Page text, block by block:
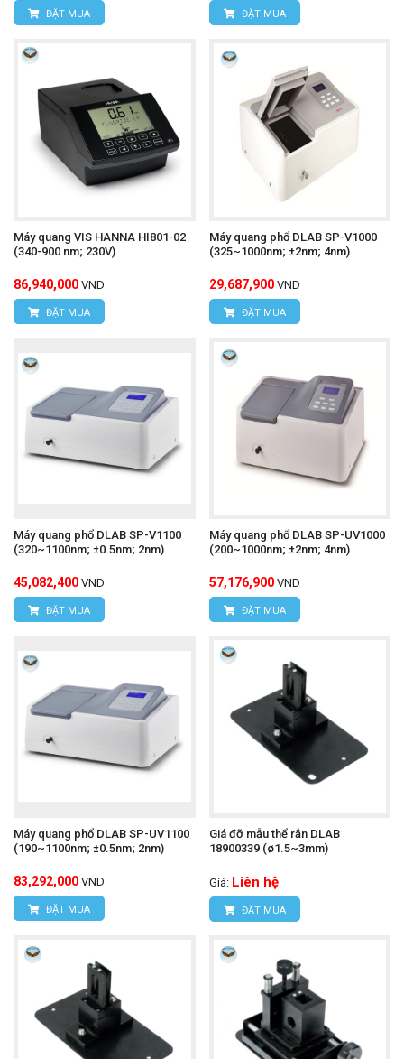
ĐẶT MUA ĐẶT MUA
Máy quang VIS HANNA HI801-02
(340-900 nm; 230V)
86,940,000 VND
ĐẶT MUA
Máy quang phổ DLAB SP-V1000
(325~1000nm; ±2nm; 4nm)
29,687,900 VND
ĐẶT MUA
Máy quang phổ DLAB SP-V1100
(320~1100nm; ±0.5nm; 2nm)
45,082,400 VND
ĐẶT MUA
Máy quang phổ DLAB SP-UV1000
(200~1000nm; ±2nm; 4nm)
57,176,900 VND
ĐẶT MUA
Máy quang phổ DLAB SP-UV1100
(190~1100nm; ±0.5nm; 2nm)
83,292,000 VND
ĐẶT MUA
Giá đỡ mẫu thể rắn DLAB
18900339 (ø1.5~3mm)
Giá: Liên hệ
ĐẶT MUA